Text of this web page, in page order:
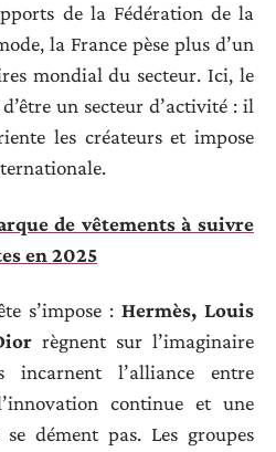
de la Fédération de la
la France pèse plus d’un
mondial du secteur. Ici, le
un secteur d’activité : il
les créateurs et impose
de vêtements à suivre
en 2025
s’impose : Hermès, Louis
règnent sur l’imaginaire
incarnent l’alliance entre
continue et une
dément pas. Les groupes